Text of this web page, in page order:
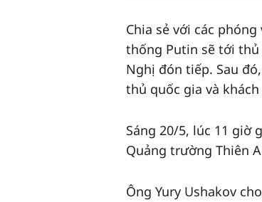
Chia sẻ với các
thống Putin sẽ tới thủ
Nghị đón tiếp. Sau
thủ quốc gia và khách
Sáng 20/5, lúc 11 giờ
Quảng trường Thiên
Ông Yury Ushakov